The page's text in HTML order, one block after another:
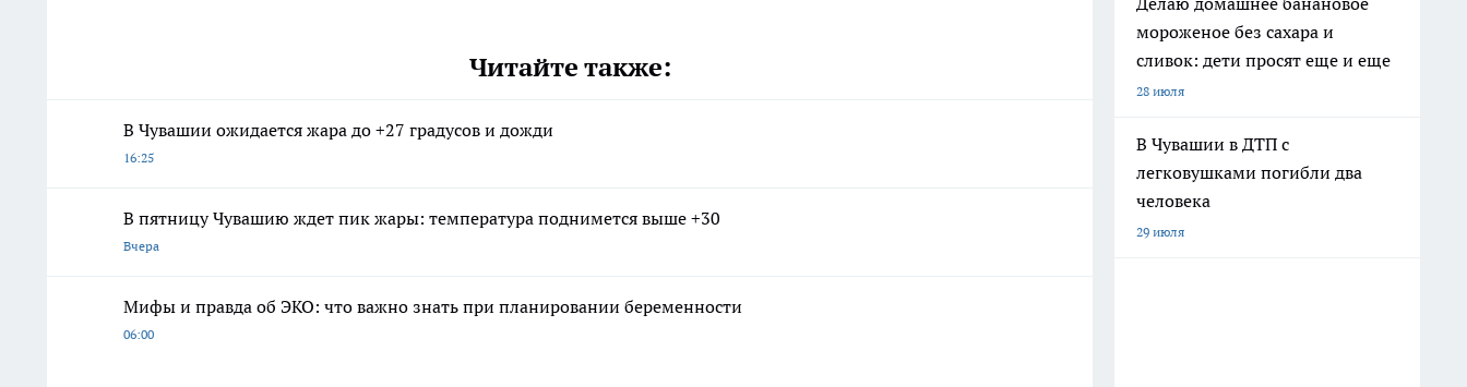
Читайте также:
В Чувашии ожидается жара до +27 градусов и дожди
16:25
В пятницу Чувашию ждет пик жары: температура поднимется выше +30
Вчера
Мифы и правда об ЭКО: что важно знать при планировании беременности
06:00
мороженое без сахара и
сливок: дети просят еще и еще
28 июля
В Чувашии в ДТП с
легковушками погибли два
человека
29 июля